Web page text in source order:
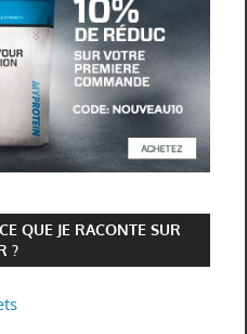
QUE JE RACONTE SUR
?